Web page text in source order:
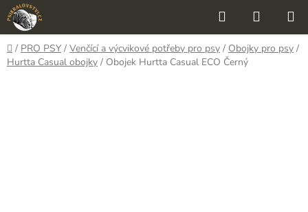
Přejít
na
obsah
Hledat
KOŠÍK
Domů
/ PRO PSY / Venčící a výcvikové potřeby pro psy / Obojky pro psy /
Hurtta Casual obojky / Obojek Hurtta Casual ECO Černý